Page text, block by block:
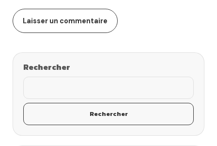
Rechercher
Rechercher